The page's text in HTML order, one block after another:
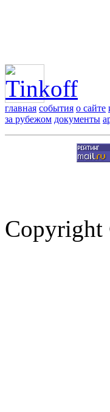
главная события о сайте
за рубежом документы
Copyright